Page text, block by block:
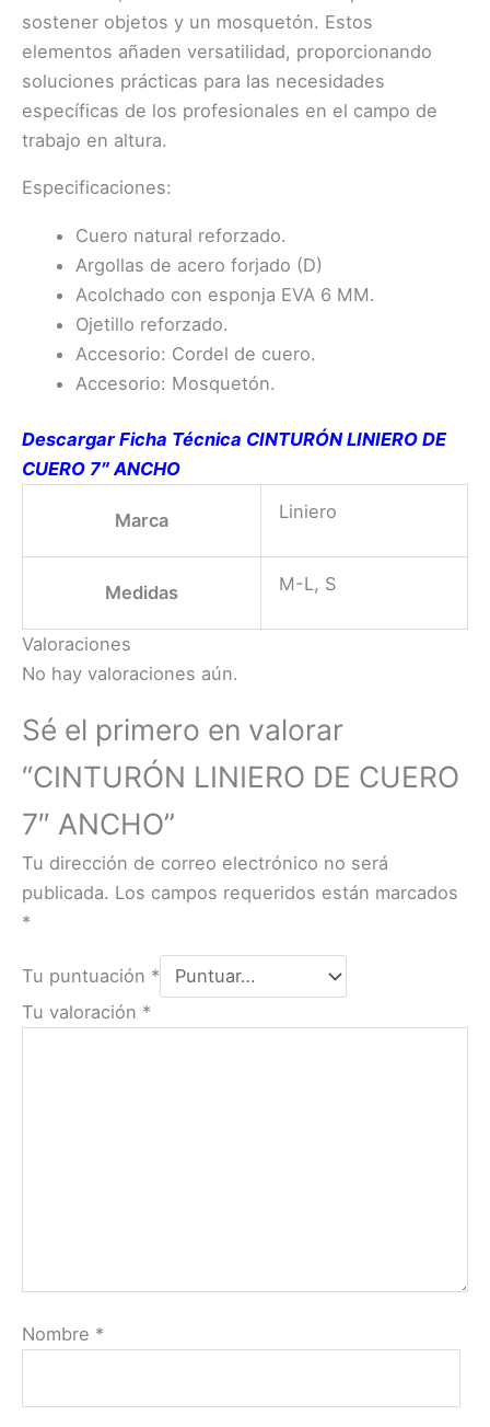
sostener objetos y un mosquetón. Estos
elementos añaden versatilidad, proporcionando
soluciones prácticas para las necesidades
específicas de los profesionales en el campo de
trabajo en altura.
Especificaciones:
Cuero natural reforzado.
Argollas de acero forjado (D)
Acolchado con esponja EVA 6 MM.
Ojetillo reforzado.
Accesorio: Cordel de cuero.
Accesorio: Mosquetón.
Descargar Ficha Técnica CINTURÓN LINIERO DE
CUERO 7″ ANCHO
Marca Liniero
Medidas M-L, S
Valoraciones
No hay valoraciones aún.
Sé el primero en valorar
“CINTURÓN LINIERO DE CUERO
7″ ANCHO”
Tu dirección de correo electrónico no será
publicada. Los campos requeridos están marcados
*
Tu puntuación *
Tu valoración *
Nombre *